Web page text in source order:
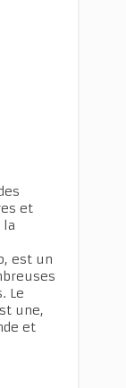
et
la
est un
Le
une,
et